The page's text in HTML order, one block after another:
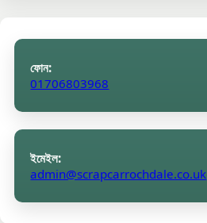
ফোন:
01706803968
ইমেইল:
admin@scrapcarrochdale.co.uk